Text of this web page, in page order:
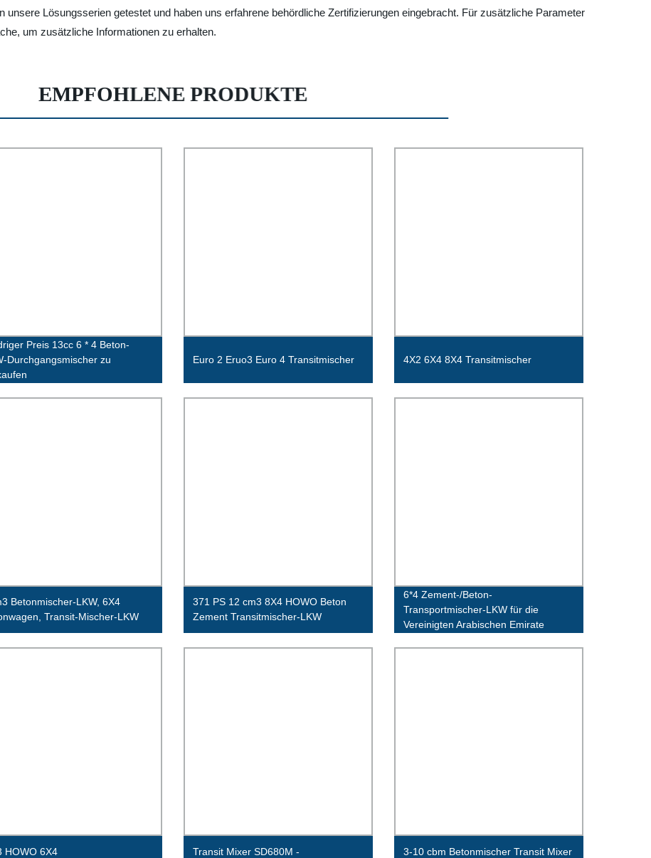
unsere Lösungsserien getestet und haben uns erfahrene behördliche Zertifizierungen eingebracht. Für zusätzliche Parameter
um zusätzliche Informationen zu erhalten.
EMPFOHLENE PRODUKTE
Preis 13cc 6 * 4 Beton-
Durchgangsmischer zu
Euro 2 Eruo3 Euro 4 Transitmischer 4X2 6X4 8X4 Transitmischer
Betonmischer-LKW, 6X4
Transit-Mischer-LKW
371 PS 12 cm3 8X4 HOWO Beton
Zement Transitmischer-LKW
6*4 Zement-/Beton-
Transportmischer-LKW für die
Vereinigten Arabischen Emirate
HOWO 6X4
Transit Mixer SD680M -
3-10 cbm Betonmischer Transit Mixer